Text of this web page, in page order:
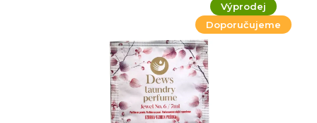
Výprodej
Doporučujeme